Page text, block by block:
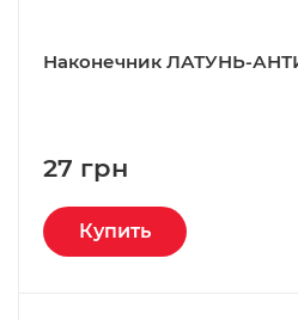
Наконечник ЛАТУНЬ-
27 грн
Купить